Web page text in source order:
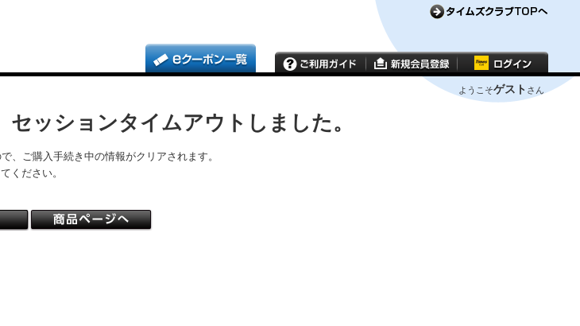
ようこそゲスト さん
ッションタイムアウトしました。
、ご購入手続き中の情報がクリアされます。
ください。